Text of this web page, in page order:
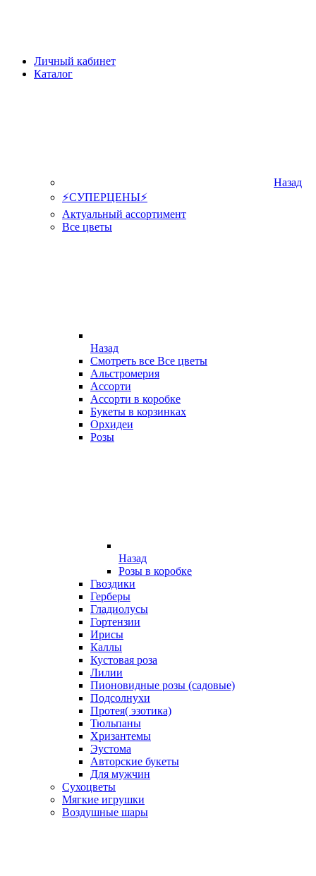
Личный кабинет
Каталог
Назад
⚡СУПЕРЦЕНЫ⚡
Актуальный ассортимент
Все цветы
Назад
Смотреть все Все цветы
Альстромерия
Ассорти
Ассорти в коробке
Букеты в корзинках
Орхидеи
Розы
Назад
Розы в коробке
Гвоздики
Герберы
Гладиолусы
Гортензии
Ирисы
Каллы
Кустовая роза
Лилии
Пионовидные розы (садовые)
Подсолнухи
Протея( эзотика)
Тюльпаны
Хризантемы
Эустома
Авторские букеты
Для мужчин
Сухоцветы
Мягкие игрушки
Воздушные шары